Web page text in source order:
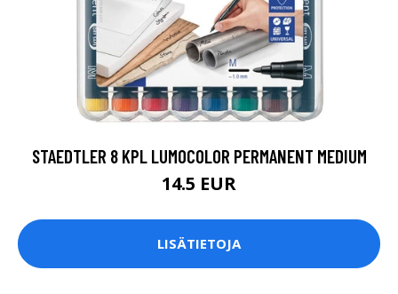
STAEDTLER 8 KPL LUMOCOLOR PERMANENT MEDIUM
14.5 EUR
LISÄTIETOJA